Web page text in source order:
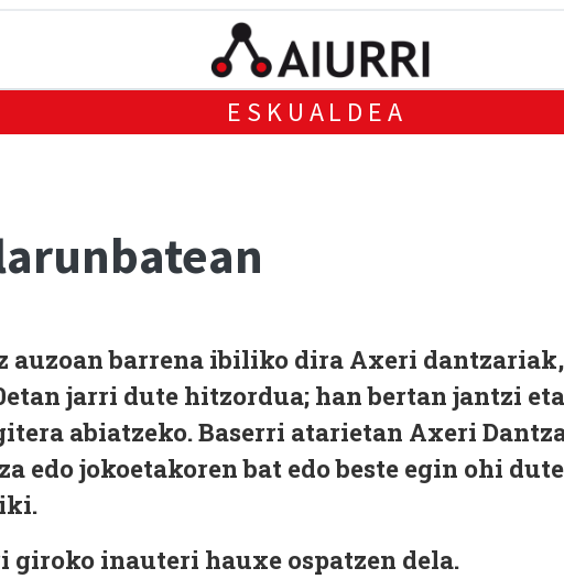
ESKUALDEA
auzoan barrena ibiliko dira Axeri dantzariak,
jarri dute hitzordua; han bertan jantzi eta
abiatzeko. Baserri atarietan Axeri
edo jokoetakoren bat edo beste egin ohi
giroko inauteri hauxe ospatzen dela.